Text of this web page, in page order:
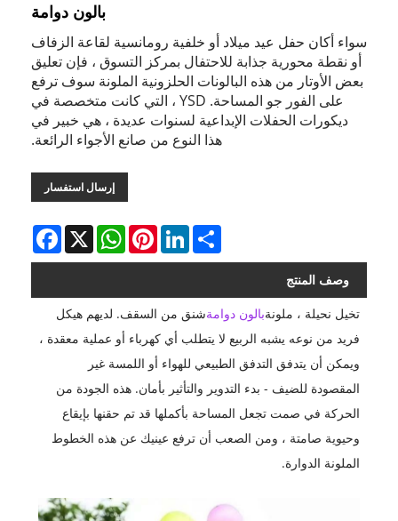
بالون دوامة
سواء أكان حفل عيد ميلاد أو خلفية رومانسية لقاعة الزفاف
أو نقطة محورية جذابة للاحتفال بمركز التسوق ، فإن تعليق
بعض الأوتار من هذه البالونات الحلزونية الملونة سوف ترفع
على الفور جو المساحة. YSD ، التي كانت متخصصة في
ديكورات الحفلات الإبداعية لسنوات عديدة ، هي خبير في
هذا النوع من صانع الأجواء الرائعة.
إرسال استفسار
Facebook X
WhatsAppPinterestLinkedInShare
وصف المنتج
تخيل نحيلة ، ملونةبالون دوامةشنق من السقف. لديهم هيكل
فريد من نوعه يشبه الربيع لا يتطلب أي كهرباء أو عملية معقدة ،
ويمكن أن يتدفق التدفق الطبيعي للهواء أو اللمسة غير
المقصودة للضيف - بدء التدوير والتأثير بأمان. هذه الجودة من
الحركة في صمت تجعل المساحة بأكملها قد تم حقنها بإيقاع
وحيوية صامتة ، ومن الصعب أن ترفع عينيك عن هذه الخطوط
الملونة الدوارة.